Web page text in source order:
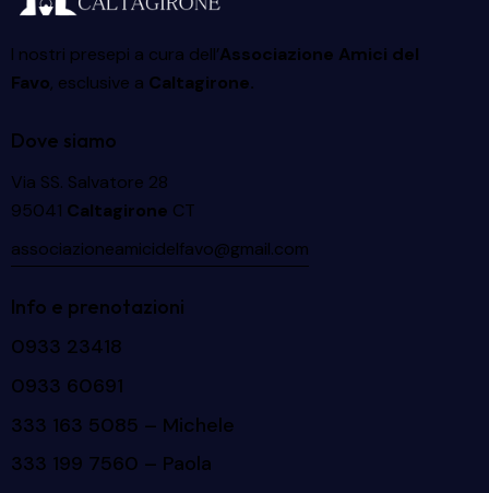
I nostri presepi a cura dell’Associazione Amici del
Favo, esclusive a Caltagirone.
Dove siamo
Via SS. Salvatore 28
95041 Caltagirone CT
associazioneamicidelfavo@gmail.com
Info e prenotazioni
0933 23418
0933 60691
333 163 5085 – Michele
333 199 7560 – Paola